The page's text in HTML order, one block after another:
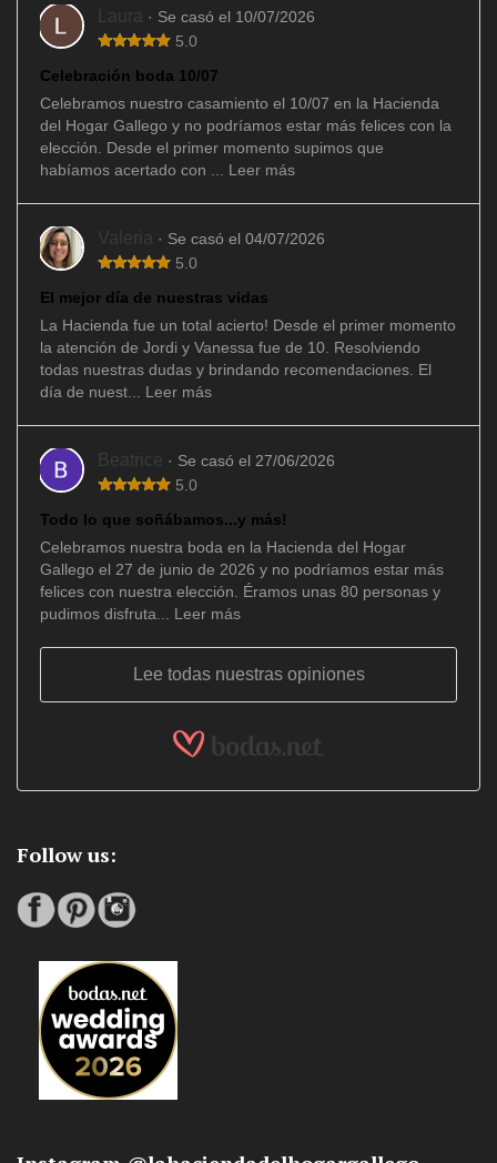
Laura · Se casó el 10/07/2026
5.0
Celebración boda 10/07
Celebramos nuestro casamiento el 10/07 en la Hacienda
del Hogar Gallego y no podríamos estar más felices con la
elección. Desde el primer momento supimos que
habíamos acertado con ... Leer más
Valeria · Se casó el 04/07/2026
5.0
El mejor día de nuestras vidas
La Hacienda fue un total acierto! Desde el primer momento
la atención de Jordi y Vanessa fue de 10. Resolviendo
todas nuestras dudas y brindando recomendaciones. El
día de nuest... Leer más
Beatrice · Se casó el 27/06/2026
5.0
Todo lo que soñábamos...y más!
Celebramos nuestra boda en la Hacienda del Hogar
Gallego el 27 de junio de 2026 y no podríamos estar más
felices con nuestra elección. Éramos unas 80 personas y
pudimos disfruta... Leer más
Lee todas nuestras opiniones
Follow us: